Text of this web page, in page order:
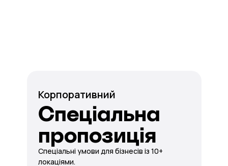
Корпоративний
Спеціальна
пропозиція
Спеціальні умови для бізнесів із 10+
локаціями.